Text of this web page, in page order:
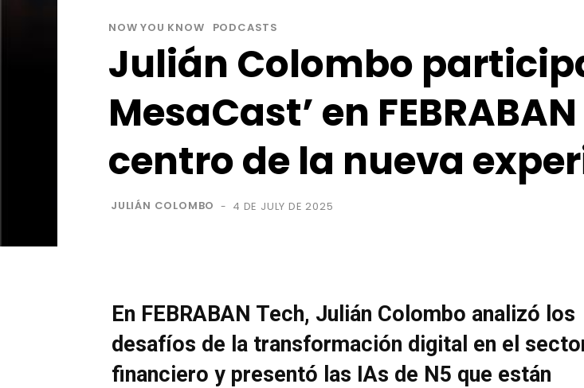
NOW YOU KNOW PODCASTS
Julián Colombo
MesaCast’ en
centro de la nueva
JULIÁN COLOMBO - 4 DE JULY DE 2025
En FEBRABAN Tech, Julián Colombo analizó los
desafíos de la transformación digital en el
financiero y presentó las IAs de N5 que están